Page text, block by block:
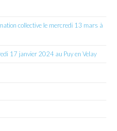
collective le mercredi 13 mars à
17 janvier 2024 au Puy en Velay